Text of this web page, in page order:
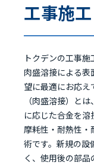
工事施工
トクデンの工事
肉盛溶接による
望に最適にお応
（肉盛溶接）と
に応じた合金を
摩耗性・耐熱性・
術です。新規の設
く、使用後の部